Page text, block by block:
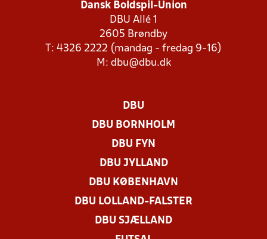
Dansk Boldspil-Union
DBU Allé 1
2605 Brøndby
T: 4326 2222 (mandag - fredag 9-16)
M: dbu@dbu.dk
DBU
DBU BORNHOLM
DBU FYN
DBU JYLLAND
DBU KØBENHAVN
DBU LOLLAND-FALSTER
DBU SJÆLLAND